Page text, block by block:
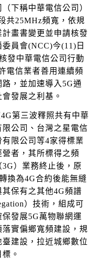
下稱中華電信公司）
共25MHz頻寬，依規
畫書變更並申請核發
員會(NCC)今(11)日
發中華電信公司行動
電信業者善用連續頻
，並加速導入5G通
發展之利基。
第三波釋照共有中華
公司、台灣之星電信
限公司等4家得標業
者，其所標得之頻
）業務終止後，原
換為4G合約後能無縫
保有之其他4G頻譜
）技術，組成可
發展5G萬物聯網運
實偏鄉寬頻建設，規
建設，拉近城鄉數位
。